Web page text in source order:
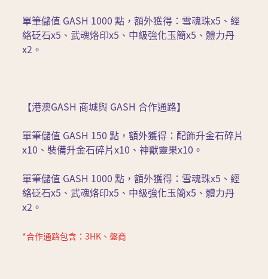
單筆儲值 GASH 1000 點，額外獲得：雪魂珠x5、經
絡砭石x5、武魂烙印x5、中級強化玉簡x5、體力丹
x2。
【港澳GASH 商城與 GASH 合作通路】
單筆儲值 GASH 150 點，額外獲得：配飾升金石碎片
x10、裝備升金石碎片x10、神獸靈果x10。
單筆儲值 GASH 1000 點，額外獲得：雪魂珠x5、經
絡砭石x5、武魂烙印x5、中級強化玉簡x5、體力丹
x2。
*合作通路包含：3HK、盤商